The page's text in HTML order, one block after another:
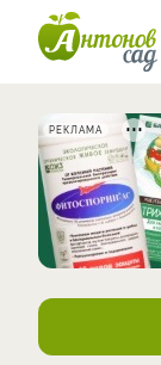
РЕКЛАМА